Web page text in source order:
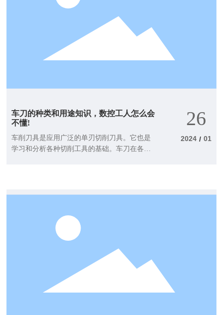
车刀的种类和用途知识，数控工人怎么会
不懂!
车削刀具是应用广泛的单刃切削刀具。它也是
学习和分析各种切削工具的基础。车刀在各种
位车刀的应用日益广泛，其在车刀中所占的比
26
2024 / 01